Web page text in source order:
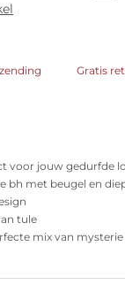
Gratis
voor jouw gedurfde
bh met beugel en
tule
mix van